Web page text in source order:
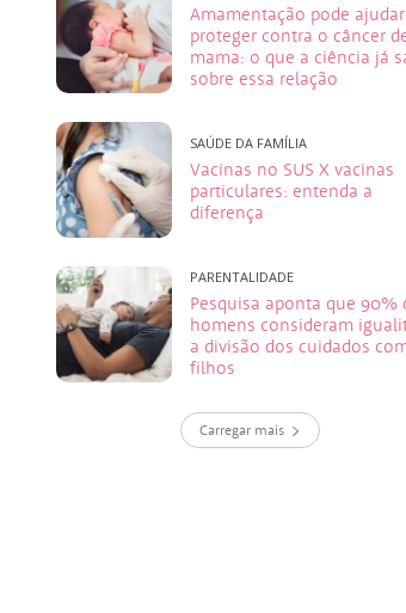
Amamentação pode
proteger contra o câncer
mama: o que a ciência já
sobre essa relação
SAÚDE DA FAMÍLIA
Vacinas no SUS X vacinas
particulares: entenda a
diferença
PARENTALIDADE
Pesquisa aponta que 90%
homens consideram
a divisão dos cuidados
filhos
Carregar mais